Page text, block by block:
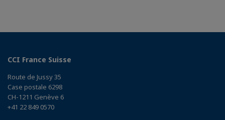
CCI France Suisse
Route de Jussy 35
Case postale 6298
CH-1211 Genève 6
+41 22 849 0570